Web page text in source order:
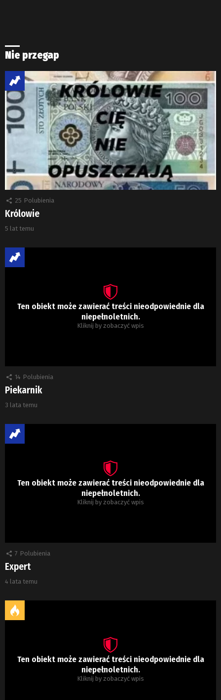
Nie przegap
25 Polubienia
Królowie
5 lat temu
Ten obiekt może zawierać treści nieodpowiednie dla
niepełnoletnich.
Kliknij by zobaczyć wpis
14 Polubienia
Piekarnik
3 lata temu
Ten obiekt może zawierać treści nieodpowiednie dla
niepełnoletnich.
Kliknij by zobaczyć wpis
7 Polubienia
Expert
4 lata temu
Ten obiekt może zawierać treści nieodpowiednie dla
niepełnoletnich.
Kliknij by zobaczyć wpis